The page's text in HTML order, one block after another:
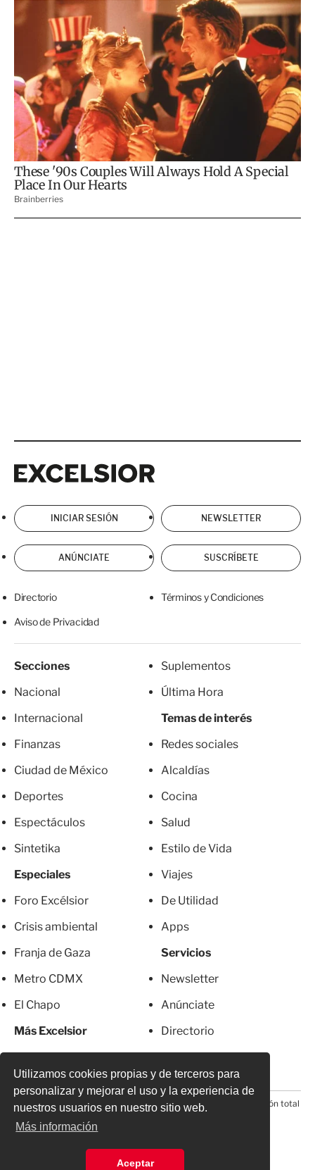
Utilizamos cookies propias y de terceros para
personalizar y mejorar el uso y la experiencia de
nuestros usuarios en nuestro sitio web.
Más información
Aceptar
INICIAR SESIÓN NEWSLETTER
ANÚNCIATE SUSCRÍBETE
Directorio Términos y Condiciones
Aviso de Privacidad
Secciones
Nacional
Internacional
Finanzas
Ciudad de México
Deportes
Espectáculos
Sintetika
Especiales
Foro Excélsior
Crisis ambiental
Franja de Gaza
Metro CDMX
El Chapo
Más Excelsior
Mujeres
Suplementos
Última Hora
Temas de interés
Redes sociales
Alcaldías
Cocina
Salud
Estilo de Vida
Viajes
De Utilidad
Apps
Servicios
Newsletter
Anúnciate
Directorio
Suscripciones
© 2026 Todos los derechos reservados. Prohibida la reproducción total
o parcial, incluyendo cualquier medio electrónico*